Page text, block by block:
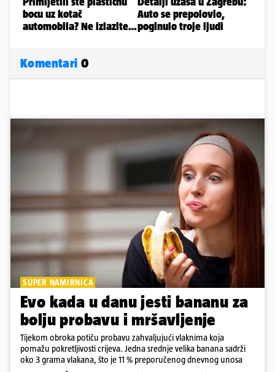
Komentari 0
SUPER NAMIRNICA
Evo kada u danu jesti bananu za
bolju probavu i mršavljenje
Tijekom obroka potiču probavu zahvaljujući vlaknima koja
pomažu pokretljivosti crijeva. Jedna srednje velika banana sadrži
oko 3 grama vlakana, što je 11 % preporučenog dnevnog unosa